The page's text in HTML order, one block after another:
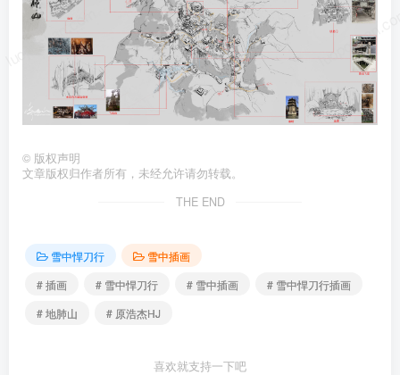
luoposhan.com
© 版权声明
文章版权归作者所有，未经允许请勿转载。
THE END
雪中悍刀行
雪中插画
# 插画
# 雪中悍刀行 # 雪中插画
# 雪中悍刀行插画
# 地肺山
# 原浩杰HJ
喜欢就支持一下吧